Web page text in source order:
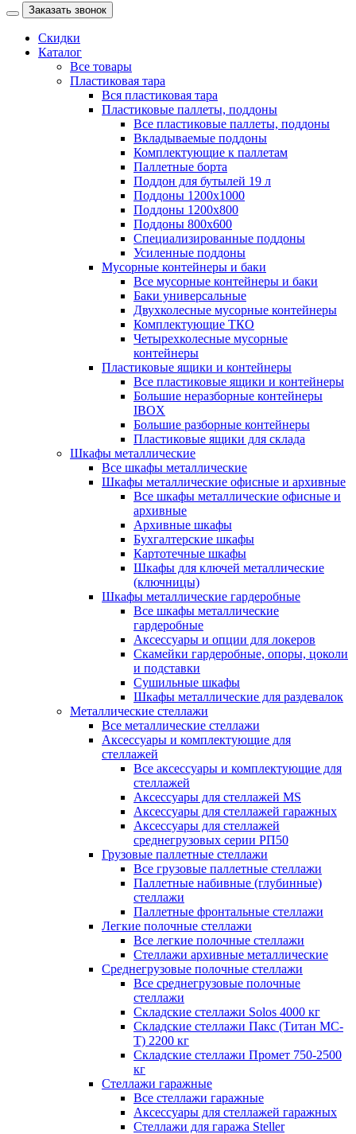
Заказать звонок
Скидки
Каталог
Все товары
Пластиковая тара
Вся пластиковая тара
Пластиковые паллеты, поддоны
Все пластиковые паллеты, поддоны
Вкладываемые поддоны
Комплектующие к паллетам
Паллетные борта
Поддон для бутылей 19 л
Поддоны 1200х1000
Поддоны 1200х800
Поддоны 800х600
Специализированные поддоны
Усиленные поддоны
Мусорные контейнеры и баки
Все мусорные контейнеры и баки
Баки универсальные
Двухколесные мусорные контейнеры
Комплектующие ТКО
Четырехколесные мусорные
контейнеры
Пластиковые ящики и контейнеры
Все пластиковые ящики и контейнеры
Большие неразборные контейнеры
IBOX
Большие разборные контейнеры
Пластиковые ящики для склада
Шкафы металлические
Все шкафы металлические
Шкафы металлические офисные и архивные
Все шкафы металлические офисные и
архивные
Архивные шкафы
Бухгалтерские шкафы
Картотечные шкафы
Шкафы для ключей металлические
(ключницы)
Шкафы металлические гардеробные
Все шкафы металлические
гардеробные
Аксессуары и опции для локеров
Скамейки гардеробные, опоры, цоколи
и подставки
Сушильные шкафы
Шкафы металлические для раздевалок
Металлические стеллажи
Все металлические стеллажи
Аксессуары и комплектующие для
стеллажей
Все аксессуары и комплектующие для
стеллажей
Аксессуары для стеллажей MS
Аксессуары для стеллажей гаражных
Аксессуары для стеллажей
среднегрузовых серии РП50
Грузовые паллетные стеллажи
Все грузовые паллетные стеллажи
Паллетные набивные (глубинные)
стеллажи
Паллетные фронтальные стеллажи
Легкие полочные стеллажи
Все легкие полочные стеллажи
Стеллажи архивные металлические
Среднегрузовые полочные стеллажи
Все среднегрузовые полочные
стеллажи
Складские стеллажи Solos 4000 кг
Складские стеллажи Пакс (Титан МС-
Т) 2200 кг
Складские стеллажи Промет 750-2500
кг
Стеллажи гаражные
Все стеллажи гаражные
Аксессуары для стеллажей гаражных
Стеллажи для гаража Steller